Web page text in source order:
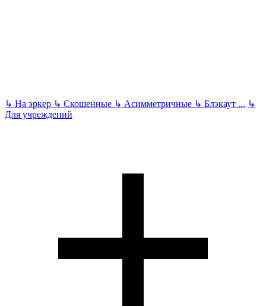
↳ На эркер ↳ Скошенные ↳ Асимметричные ↳ Блэкаут ... ↳
Для учреждений